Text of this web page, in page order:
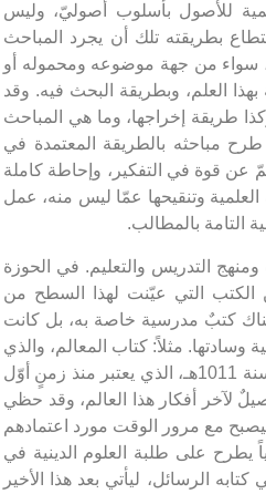
للأصول بأسلوب أصوليّ، وليس
بطريقته تلك أن يجرد المباحث
سواء من جهة موضوعه ومحموله أو
العلم، وبطريقة البحث فيه. وقد
طريقة إخراجها، وما هي المباحث
مباحثه بالطريقة المعتمدة في
عن قوة في التفكير، وإحاطة كاملة
وتنقيحها عمّا ليس منه، عمل
التامة بالمطالب.
التدريس والتعليم. في الحوزة
الكتب التي عيّنت لهذا السطح من
كتبٌ مدرسية خاصة به، بل كانت
مثلاً: كتاب المعالم، والذي
هو في الحقيقة ملخَّص لأفكار صاحبه حسن ابن زين الدين، المتوفّى سنة 1011هـ، الذي يعتبر منذ زمنٍ أوّل
لآخر أفكار هذا العالم، وقد حظي
مع مرور الوقت مورد اعتمادهم
على طلبة العلوم الدينية في
الرسائل، ليأتي بعد هذا الأخير